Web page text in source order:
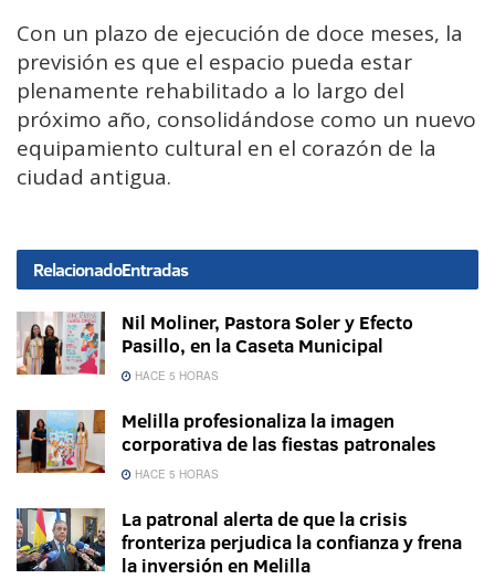
Con un plazo de ejecución de doce meses, la
previsión es que el espacio pueda estar
plenamente rehabilitado a lo largo del
próximo año, consolidándose como un nuevo
equipamiento cultural en el corazón de la
ciudad antigua.
RelacionadoEntradas
Nil Moliner, Pastora Soler y Efecto
Pasillo, en la Caseta Municipal
HACE 5 HORAS
Melilla profesionaliza la imagen
corporativa de las fiestas patronales
HACE 5 HORAS
La patronal alerta de que la crisis
fronteriza perjudica la confianza y frena
la inversión en Melilla